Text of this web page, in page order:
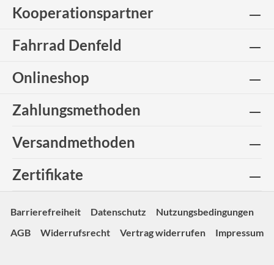
Kooperationspartner
Fahrrad Denfeld
Onlineshop
Zahlungsmethoden
Versandmethoden
Zertifikate
Barrierefreiheit Datenschutz
Nutzungsbedingungen
AGB
Widerrufsrecht Vertrag widerrufen Impressum